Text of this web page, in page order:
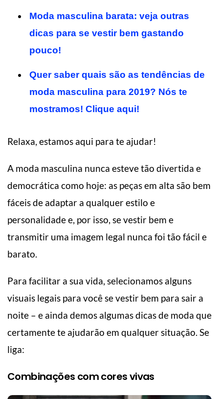
Moda masculina barata: veja outras
dicas para se vestir bem gastando
pouco!
Quer saber quais são as tendências de
moda masculina para 2019? Nós te
mostramos! Clique aqui!
Relaxa, estamos aqui para te ajudar!
A moda masculina nunca esteve tão divertida e
democrática como hoje: as peças em alta são bem
fáceis de adaptar a qualquer estilo e
personalidade e, por isso, se vestir bem e
transmitir uma imagem legal nunca foi tão fácil e
barato.
Para facilitar a sua vida, selecionamos alguns
visuais legais para você se vestir bem para sair a
noite – e ainda demos algumas dicas de moda que
certamente te ajudarão em qualquer situação. Se
liga:
Combinações com cores vivas